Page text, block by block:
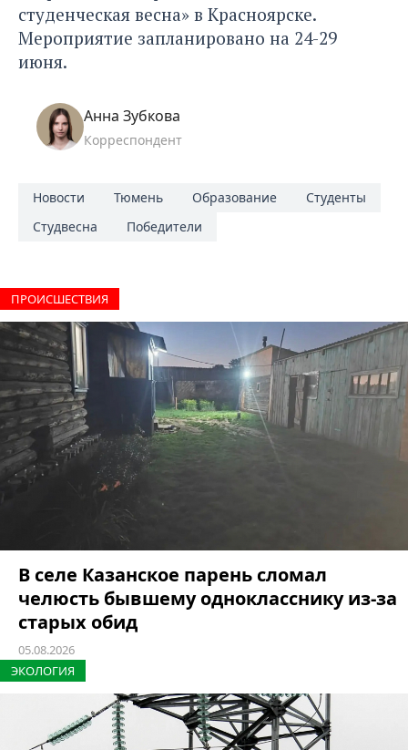
студенческая весна» в Красноярске.
Мероприятие запланировано на 24-29
июня.
Анна Зубкова
Корреспондент
Новости Тюмень Образование
Студенты
Студвесна
Победители
ПРОИCШЕСТВИЯ
В селе Казанское парень сломал
челюсть бывшему однокласснику из-за
старых обид
05.08.2026
ЭКОЛОГИЯ